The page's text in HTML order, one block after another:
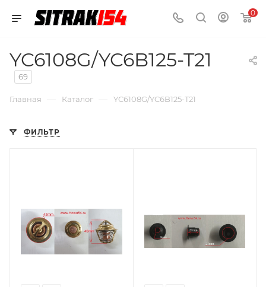
0
YC6108G/YC6B125-T21
69
Главная — Каталог — YC6108G/YC6B125-T21
ФИЛЬТР